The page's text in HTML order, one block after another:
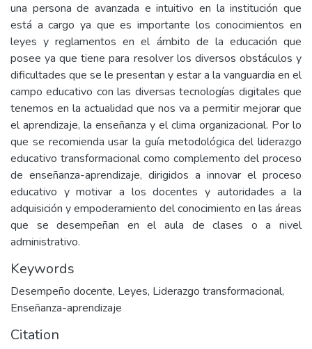
una persona de avanzada e intuitivo en la institución que
está a cargo ya que es importante los conocimientos en
leyes y reglamentos en el ámbito de la educación que
posee ya que tiene para resolver los diversos obstáculos y
dificultades que se le presentan y estar a la vanguardia en el
campo educativo con las diversas tecnologías digitales que
tenemos en la actualidad que nos va a permitir mejorar que
el aprendizaje, la enseñanza y el clima organizacional. Por lo
que se recomienda usar la guía metodológica del liderazgo
educativo transformacional como complemento del proceso
de enseñanza-aprendizaje, dirigidos a innovar el proceso
educativo y motivar a los docentes y autoridades a la
adquisición y empoderamiento del conocimiento en las áreas
que se desempeñan en el aula de clases o a nivel
administrativo.
Keywords
Desempeño docente, Leyes, Liderazgo transformacional,
Enseñanza-aprendizaje
Citation